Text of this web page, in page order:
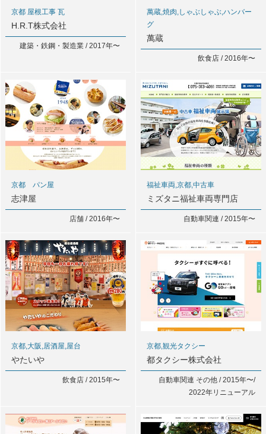
京都 屋根工事 瓦
H.R.T株式会社
建築・鉄鋼・製造業 / 2017年〜
萬蔵,焼肉,しゃぶしゃぶ,ハンバー
グ
萬蔵
飲食店 / 2016年〜
京都 パン屋
志津屋
店舗 / 2016年〜
福祉車両,京都,中古車
ミズタニ福祉車両専門店
自動車関連 / 2015年〜
京都,大阪,居酒屋,屋台
やたいや
飲食店 / 2015年〜
京都,観光タクシー
都タクシー株式会社
自動車関連 その他 / 2015年〜/
2022年リニューアル